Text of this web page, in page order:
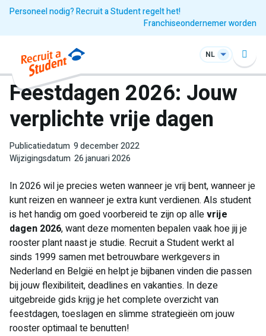
Personeel nodig? Recruit a Student regelt het!
Franchiseondernemer worden
NL
Feestdagen 2026: Jouw
verplichte vrije dagen
Publicatiedatum 9 december 2022
Wijzigingsdatum 26 januari 2026
In 2026 wil je precies weten wanneer je vrij bent, wanneer je
kunt reizen en wanneer je extra kunt verdienen. Als student
is het handig om goed voorbereid te zijn op allevrije
dagen 2026, want deze momenten bepalen vaak hoe jij je
rooster plant naast je studie. Recruit a Student werkt al
sinds 1999 samen met betrouwbare werkgevers in
Nederland en België en helpt je bijbanen vinden die passen
bij jouw flexibiliteit, deadlines en vakanties. In deze
uitgebreide gids krijg je het complete overzicht van
feestdagen, toeslagen en slimme strategieën om jouw
rooster optimaal te benutten!